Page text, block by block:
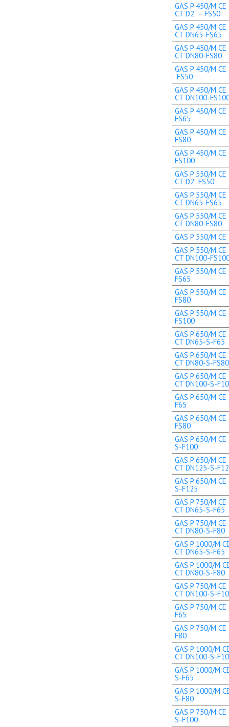
GAS P 450/M CE
CT D2" – FS50
GAS P 450/M CE
CT DN65-FS65
GAS P 450/M CE
CT DN80-FS80
GAS P 450/M
FS50
GAS P 450/M CE
CT DN100-
GAS P 450/M
FS65
GAS P 450/M
FS80
GAS P 450/M
FS100
GAS P 550/M CE
CT D2" FS50
GAS P 550/M CE
CT DN65-FS65
GAS P 550/M CE
CT DN80-FS80
GAS P 550/M CE
GAS P 550/M CE
CT DN100-
GAS P 550/M
FS65
GAS P 550/M
FS80
GAS P 550/M
FS100
GAS P 650/M CE
CT DN65-S-F65
GAS P 650/M CE
CT DN80-S-FS80
GAS P 650/M CE
CT DN100-S-
GAS P 650/M
F65
GAS P 650/M
FS80
GAS P 650/M
S-F100
GAS P 650/M CE
CT DN125-S-
GAS P 650/M
S-F125
GAS P 750/M CE
CT DN65-S-F65
GAS P 750/M CE
CT DN80-S-F80
GAS P 1000/M
CT DN65-S-F65
GAS P 1000/M
CT DN80-S-F80
GAS P 750/M CE
CT DN100-S-
GAS P 750/M
F65
GAS P 750/M
F80
GAS P 1000/M
CT DN100-S-
GAS P 1000/M
S-F65
GAS P 1000/M
S-F80
GAS P 750/M
S-F100